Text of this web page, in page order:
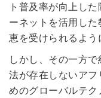
ト普及率が向上し
ーネットを活用し
恵を受けられるよう
しかし、その一方
法が存在しないア
めのグローバルテ